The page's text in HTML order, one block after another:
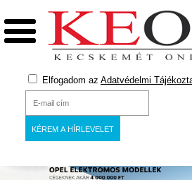
Elfogadom az Adatvédelmi